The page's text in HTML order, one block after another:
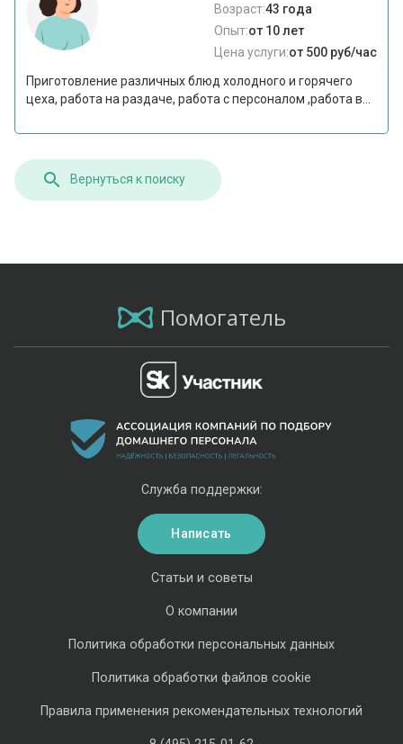
Возраст:43 года
Опыт:от 10 лет
Цена услуги:от 500 руб/час
Приготовление различных блюд холодного и горячего
цеха, работа на раздаче, работа с персоналом ,работа в...
Вернуться к поиску
Помогатель
Статьи и советы
О компании
Политика обработки персональных данных
Политика обработки файлов cookie
Правила применения рекомендательных технологий
Служба поддержки:
Написать